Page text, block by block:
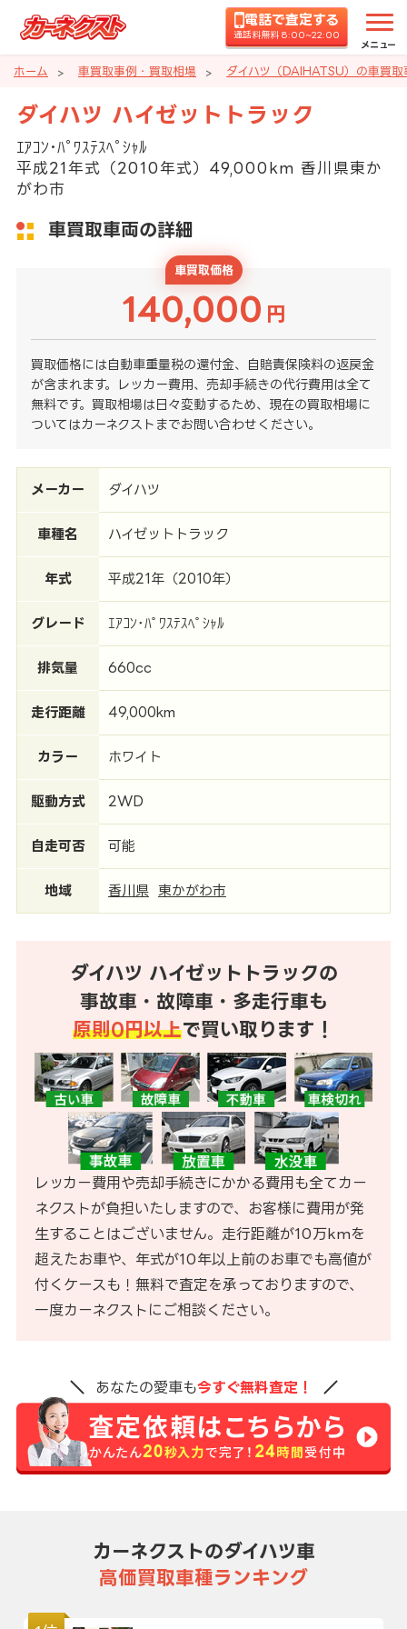
電話で査定する
通話料無料 8:00~22:00
メニュー
ホーム 車買取事例・買取相場 ダイハツ（DAIHATSU）の車買
ダイハツ ハイゼットトラック
ｴｱｺﾝ･ﾊﾟﾜｽﾃｽﾍﾟｼｬﾙ
平成21年式（2010年式）49,000km 香川県東か
がわ市
車買取車両の詳細
車買取価格
140,000 円
買取価格には自動車重量税の還付金、自賠責保険料の返戻金
が含まれます。レッカー費用、売却手続きの代行費用は全て
無料です。買取相場は日々変動するため、現在の買取相場に
ついてはカーネクストまでお問い合わせください。
メーカー ダイハツ
車種名 ハイゼットトラック
年式 平成21年（2010年）
グレード ｴｱｺﾝ･ﾊﾟﾜｽﾃｽﾍﾟｼｬﾙ
排気量 660cc
走行距離 49,000km
カラー ホワイト
駆動方式 2WD
自走可否 可能
地域 香川県 東かがわ市
ダイハツ ハイゼットトラックの
事故車・故障車・多走行車も
原則0円以上で買い取ります！
レッカー費用や売却手続きにかかる費用も全てカー
ネクストが負担いたしますので、お客様に費用が発
生することはございません。走行距離が10万kmを
超えたお車や、年式が10年以上前のお車でも高値が
付くケースも！無料で査定を承っておりますので、
一度カーネクストにご相談ください。
あなたの愛車も今すぐ無料査定！
カーネクストのダイハツ車
高価買取車種ランキング